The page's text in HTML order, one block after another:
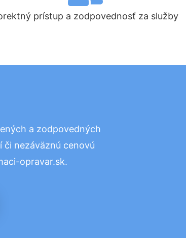
prístup a zodpovednosť za služby
a zodpovedných
či nezáväznú cenovú
opravar.sk.